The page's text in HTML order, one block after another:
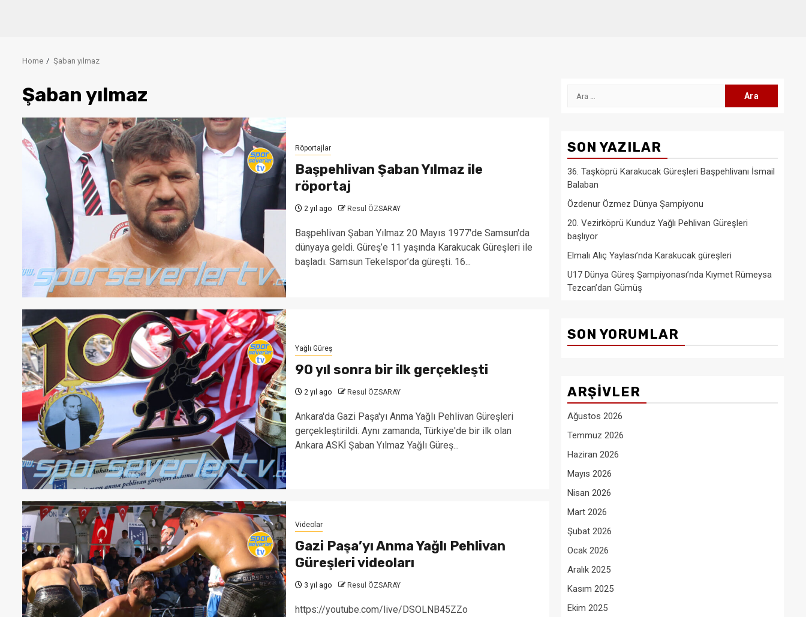
Home Şaban yılmaz
Şaban yılmaz
Röportajlar
Başpehlivan Şaban Yılmaz ile
röportaj
2 yıl ago Resul ÖZSARAY
Başpehlivan Şaban Yılmaz 20 Mayıs 1977'de Samsun'da
dünyaya geldi. Güreş’e 11 yaşında Karakucak Güreşleri ile
başladı. Samsun Tekelspor’da güreşti. 16...
Yağlı Güreş
90 yıl sonra bir ilk gerçekleşti
2 yıl ago Resul ÖZSARAY
Ankara'da Gazi Paşa'yı Anma Yağlı Pehlivan Güreşleri
gerçekleştirildi. Aynı zamanda, Türkiye'de bir ilk olan
Ankara ASKİ Şaban Yılmaz Yağlı Güreş...
Videolar
Gazi Paşa’yı Anma Yağlı Pehlivan
Güreşleri videoları
3 yıl ago Resul ÖZSARAY
https://youtube.com/live/DSOLNB45ZZo
Arama:
SON YAZILAR
36. Taşköprü Karakucak Güreşleri Başpehlivanı İsmail
Balaban
Özdenur Özmez Dünya Şampiyonu
20. Vezirköprü Kunduz Yağlı Pehlivan Güreşleri
başlıyor
Elmalı Alıç Yaylası’nda Karakucak güreşleri
U17 Dünya Güreş Şampiyonası’nda Kıymet Rümeysa
Tezcan’dan Gümüş
SON YORUMLAR
ARŞIVLER
Ağustos 2026
Temmuz 2026
Haziran 2026
Mayıs 2026
Nisan 2026
Mart 2026
Şubat 2026
Ocak 2026
Aralık 2025
Kasım 2025
Ekim 2025